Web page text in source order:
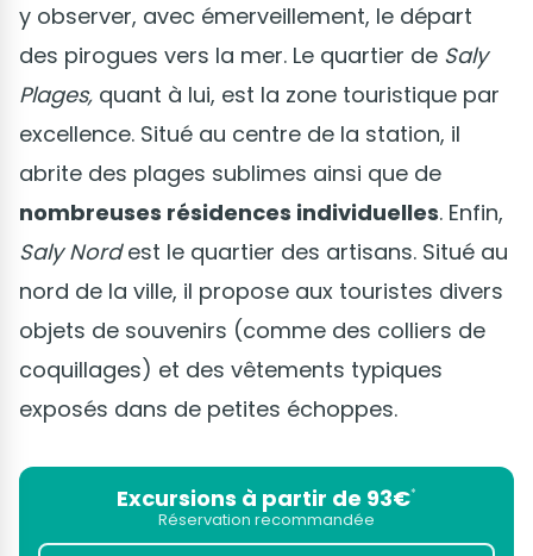
y observer, avec émerveillement, le départ
des pirogues vers la mer. Le quartier de Saly
Plages, quant à lui, est la zone touristique par
excellence. Situé au centre de la station, il
abrite des plages sublimes ainsi que de
nombreuses résidences individuelles. Enfin,
Saly Nordest le quartier des artisans. Situé au
nord de la ville, il propose aux touristes divers
objets de souvenirs (comme des colliers de
coquillages) et des vêtements typiques
exposés dans de petites échoppes.
Excursions à partir de 93€*
Réservation recommandée